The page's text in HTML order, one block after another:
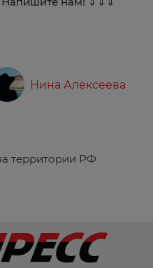
Нина Алексеева
территории РФ